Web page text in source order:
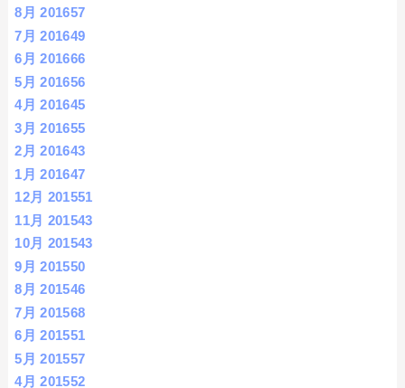
8月 201657
7月 201649
6月 201666
5月 201656
4月 201645
3月 201655
2月 201643
1月 201647
12月 201551
11月 201543
10月 201543
9月 201550
8月 201546
7月 201568
6月 201551
5月 201557
4月 201552